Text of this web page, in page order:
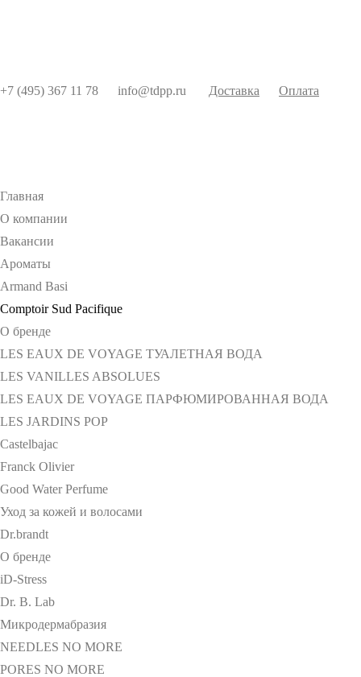
+7 (495) 367 11 78 info@tdpp.ru Доставка Оплата
Главная
О компании
Вакансии
Ароматы
Armand Basi
Comptoir Sud Pacifique
О бренде
LES EAUX DE VOYAGE ТУАЛЕТНАЯ ВОДА
LES VANILLES ABSOLUES
LES EAUX DE VOYAGE ПАРФЮМИРОВАННАЯ ВОДА
LES JARDINS POP
Castelbajac
Franck Olivier
Good Water Perfume
Уход за кожей и волосами
Dr.brandt
О бренде
iD-Stress
Dr. B. Lab
Микродермабразия
NEEDLES NO MORE
PORES NO MORE